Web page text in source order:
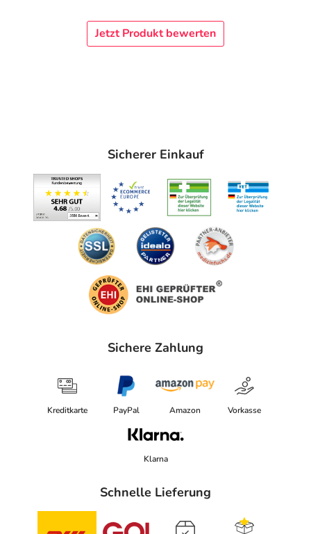
Jetzt Produkt bewerten
Sicherer Einkauf
Sichere Zahlung
Kreditkarte PayPal Amazon Vorkasse
Klarna
Schnelle Lieferung